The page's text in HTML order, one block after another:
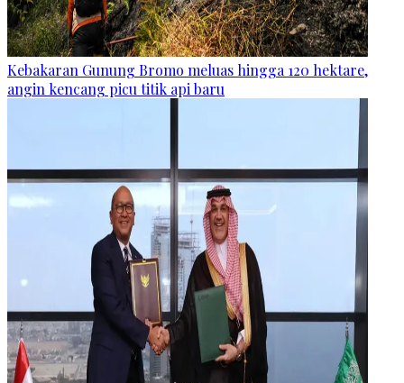
Kebakaran Gunung Bromo meluas hingga 120 hektare,
angin kencang picu titik api baru